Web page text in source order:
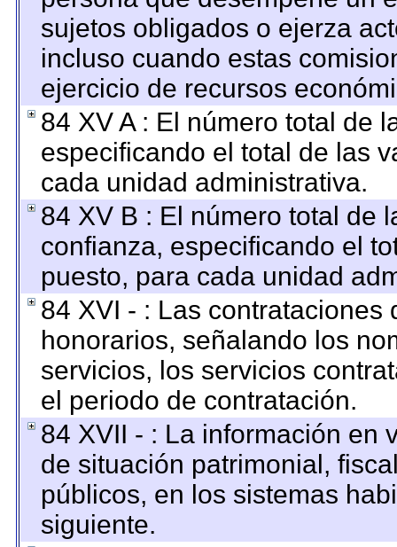
sujetos obligados o ejerza
incluso cuando estas
ejercicio de recursos
84 XV A : El número total de
especificando el total de las
cada unidad administrativa.
84 XV B : El número total de
confianza, especificando el
puesto, para cada unidad
84 XVI - : Las
honorarios, señalando los
servicios, los servicios
el periodo de contratación.
84 XVII - : La información en
de situación patrimonial,
públicos, en los sistemas
siguiente.